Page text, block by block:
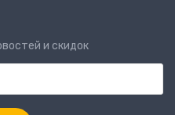
и скидок